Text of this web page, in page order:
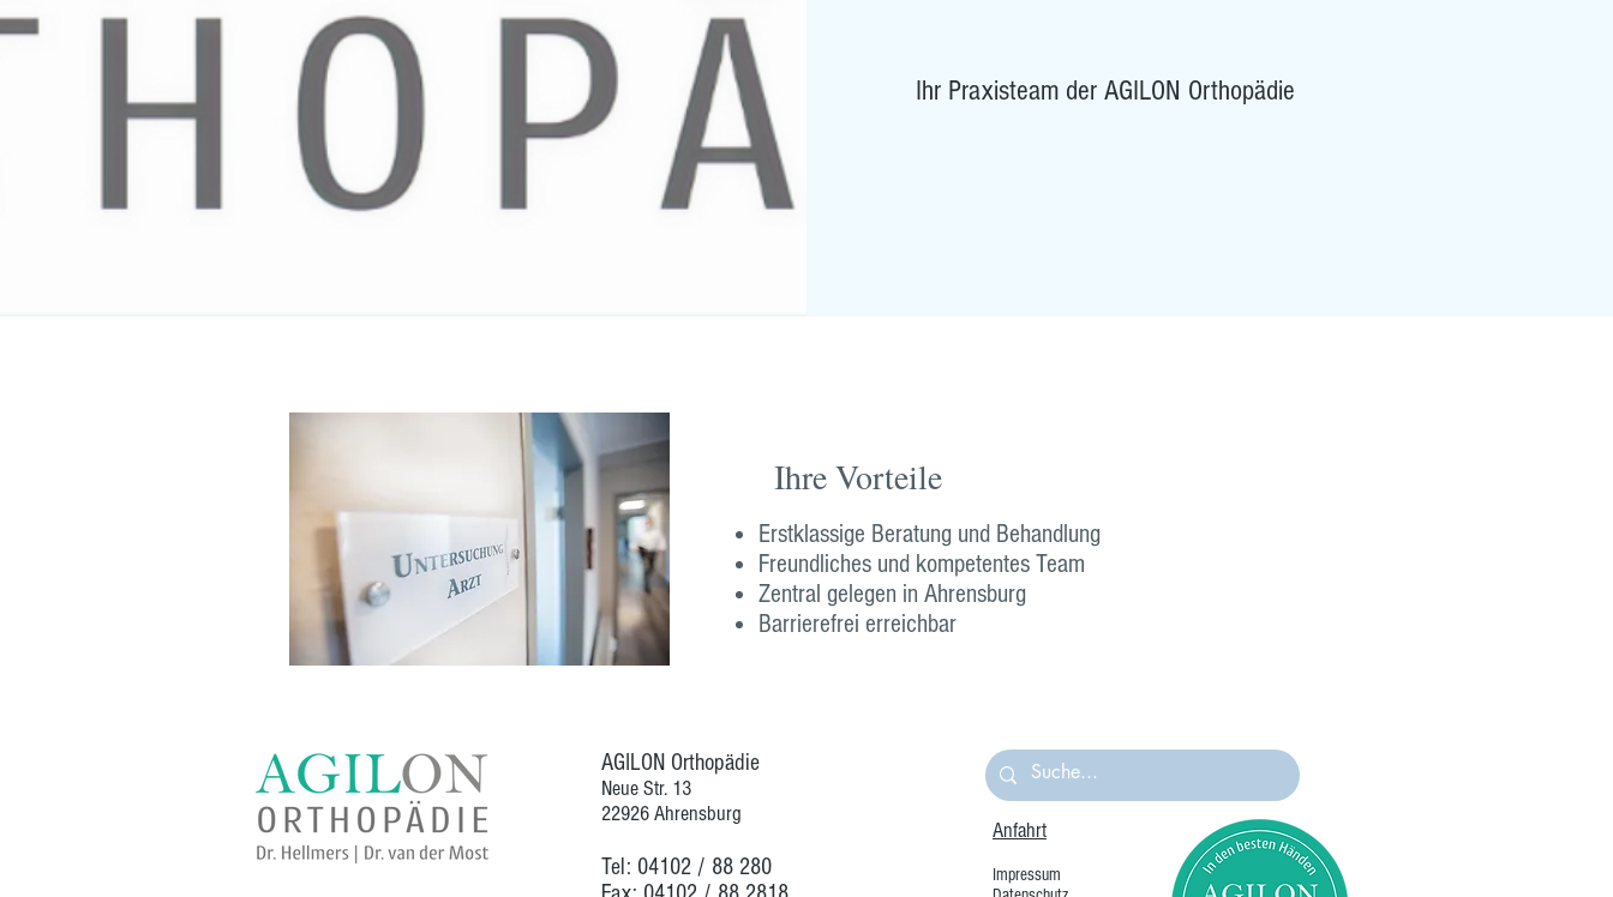
Ihr Praxisteam der AGILON Orthopädie
Ihre Vorteile
Erstklassige Beratung und Behandlung
Freundliches und kompetentes Team
Zentral gelegen in Ahrensburg
Barrierefrei erreichbar
AGILON Orthopädie
Neue Str. 13
22926 Ahrensburg
Tel: 04102 / 88 280
Anfahrt
Impressum